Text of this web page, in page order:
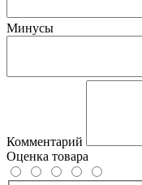
Минусы
Комментарий
Оценка товара